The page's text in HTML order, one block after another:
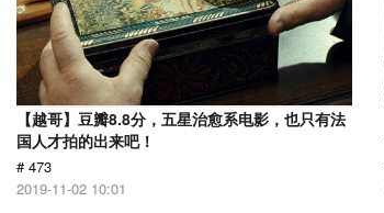
【越哥】豆瓣8.8分，五星治愈系电影，也只有法
国人才拍的出来吧！
# 473
2019-11-02 10:01